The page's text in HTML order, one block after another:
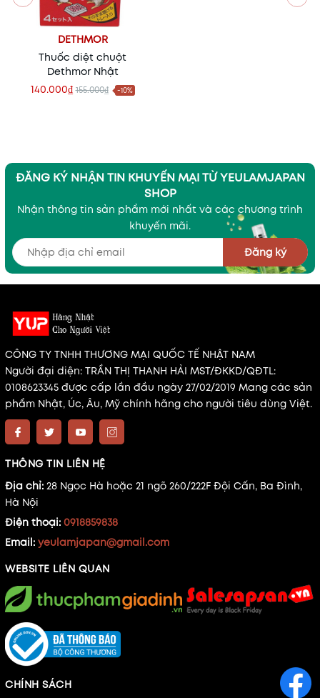
DETHMOR
Thuốc diệt chuột
Dethmor Nhật
140.000₫ 155.000₫ -10%
ĐĂNG KÝ NHẬN TIN KHUYẾN MẠI TỪ YEULAMJAPAN
SHOP
Nhận thông tin sản phẩm mới nhất và các chương trình
khuyến mãi.
Đăng ký
CÔNG TY TNHH THƯƠNG MẠI QUỐC TẾ NHẬT NAM
Người đại diện: TRẦN THỊ THANH HẢI MST/ĐKKD/QĐTL:
0108623345 được cấp lần đầu ngày 27/02/2019 Mang các sản
phẩm Nhật, Úc, Âu, Mỹ chính hãng cho người tiêu dùng Việt.
THÔNG TIN LIÊN HỆ
Địa chỉ: 28 Ngọc Hà hoặc 21 ngõ 260/222F Đội Cấn, Ba Đình,
Hà Nội
Điện thoại: 0918859838
Email: yeulamjapan@gmail.com
WEBSITE LIÊN QUAN
CHÍNH SÁCH